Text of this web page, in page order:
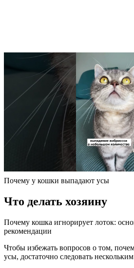
Почему у кошки выпадают усы
Что делать хозяину
Почему кошка игнорирует лоток:
рекомендации
Чтобы избежать вопросов о том,
усы, достаточно следовать